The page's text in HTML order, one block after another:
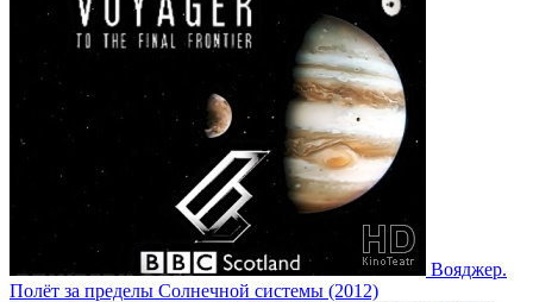
Вояджер.
Полёт за пределы Солнечной системы (2012)